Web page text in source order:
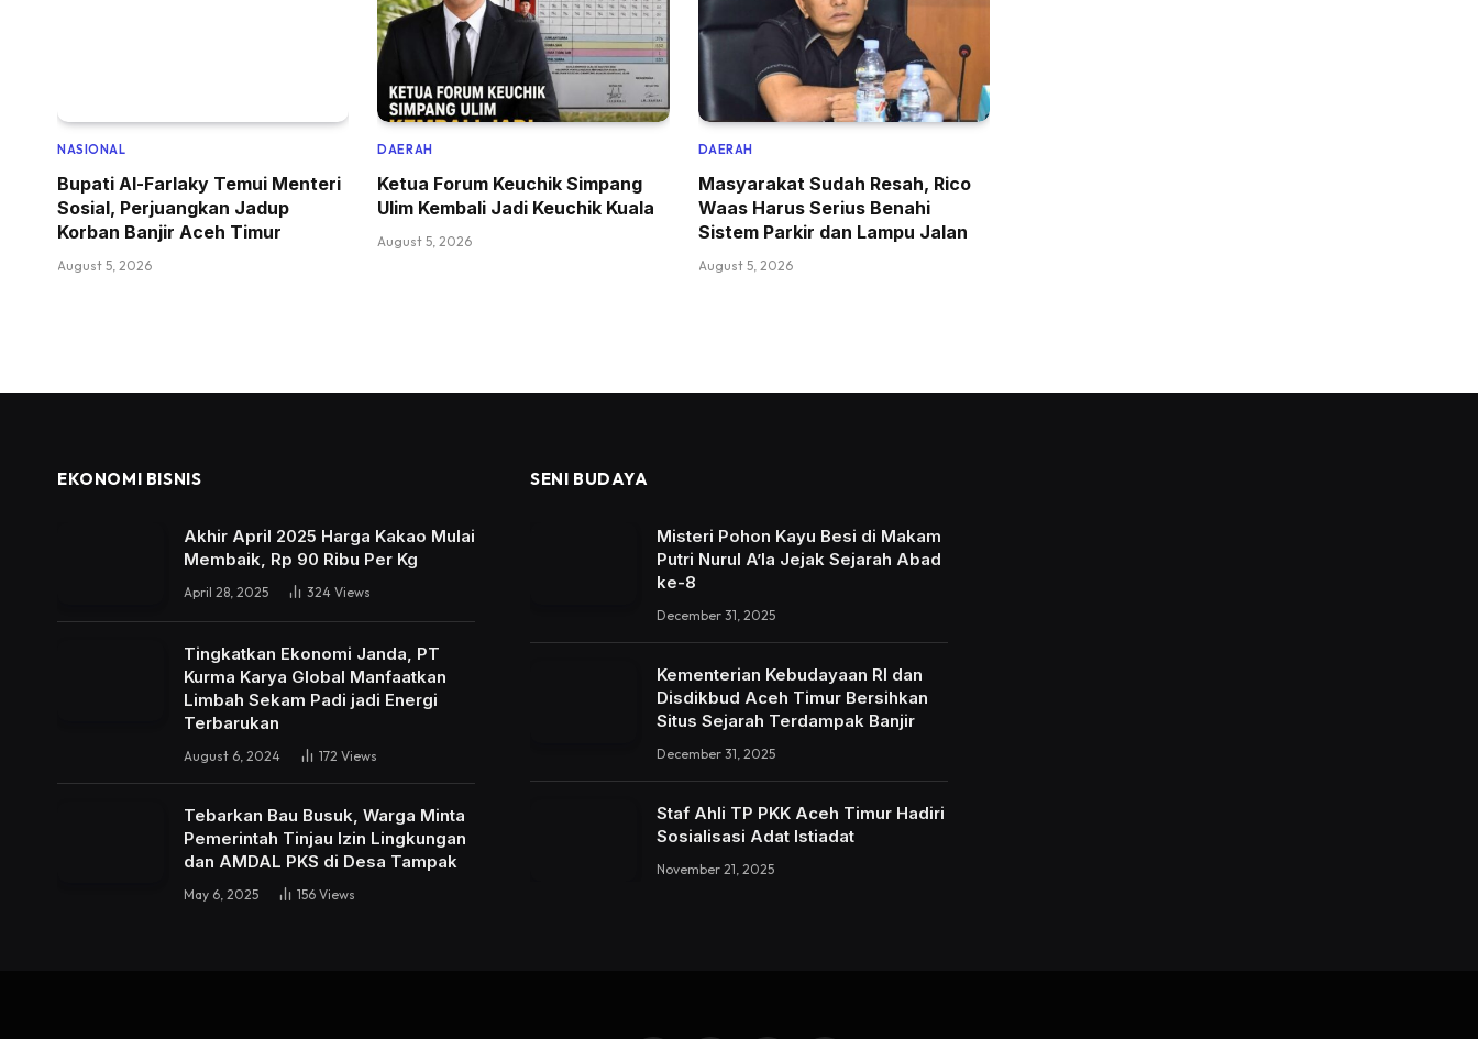
NASIONAL
Bupati Al-Farlaky Temui Menteri
Sosial, Perjuangkan Jadup
Korban Banjir Aceh Timur
August 5, 2026
DAERAH
Ketua Forum Keuchik Simpang
Ulim Kembali Jadi Keuchik Kuala
August 5, 2026
DAERAH
Masyarakat Sudah Resah, Rico
Waas Harus Serius Benahi
Sistem Parkir dan Lampu Jalan
August 5, 2026
EKONOMI BISNIS
Akhir April 2025 Harga Kakao Mulai
Membaik, Rp 90 Ribu Per Kg
April 28, 2025 324 Views
Tingkatkan Ekonomi Janda, PT
Kurma Karya Global Manfaatkan
Limbah Sekam Padi jadi Energi
Terbarukan
August 6, 2024 172 Views
Tebarkan Bau Busuk, Warga Minta
Pemerintah Tinjau Izin Lingkungan
dan AMDAL PKS di Desa Tampak
May 6, 2025 156 Views
SENI BUDAYA
Misteri Pohon Kayu Besi di Makam
Putri Nurul A’la Jejak Sejarah Abad
ke-8
December 31, 2025
Kementerian Kebudayaan RI dan
Disdikbud Aceh Timur Bersihkan
Situs Sejarah Terdampak Banjir
December 31, 2025
Staf Ahli TP PKK Aceh Timur Hadiri
Sosialisasi Adat Istiadat
November 21, 2025